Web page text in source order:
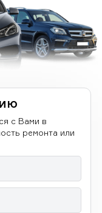
с Вами в
ремонта или